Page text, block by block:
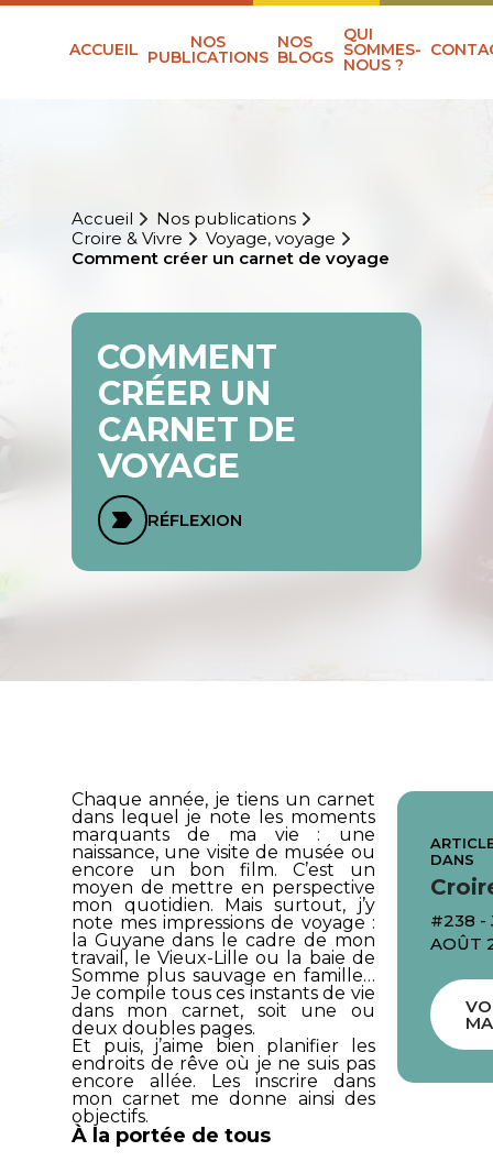
ACCUEIL NOS
PUBLICATIONS
NOS
BLOGS
QUI
SOMMES-
NOUS ?
Accueil
Nos publications
Croire & Vivre
Voyage, voyage
Comment créer un carnet de voyage
COMMENT
CRÉER UN
CARNET DE
VOYAGE
RÉFLEXION
Chaque année, je tiens un carnet
dans lequel je note les moments
marquants de ma vie : une
naissance, une visite de musée ou
encore un bon film. C’est un
moyen de mettre en perspective
mon quotidien. Mais surtout, j’y
note mes impressions de voyage :
la Guyane dans le cadre de mon
travail, le Vieux-Lille ou la baie de
Somme plus sauvage en famille…
Je compile tous ces instants de vie
dans mon carnet, soit une ou
deux doubles pages.
Et puis, j’aime bien planifier les
endroits de rêve où je ne suis pas
encore allée. Les inscrire dans
mon carnet me donne ainsi des
objectifs.
À la portée de tous
DANS
#238 -
AOÛT